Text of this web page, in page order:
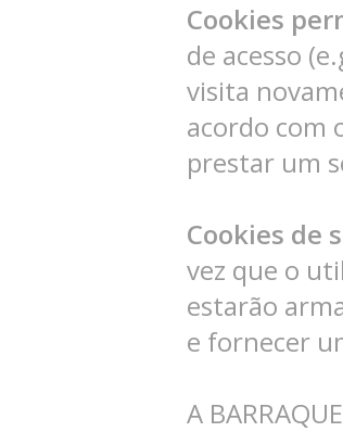
Cookies
de acesso
visita
acordo com
prestar um
Cookies de
vez que o
estarão
e fornecer
A